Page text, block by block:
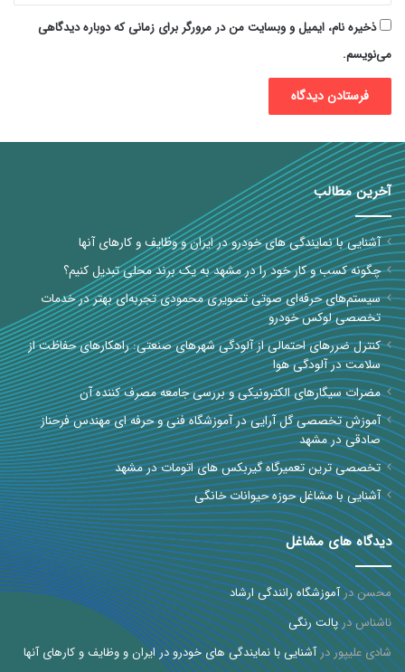
ذخیره نام، ایمیل و وبسایت من در مرورگر برای زمانی که دوباره دیدگاهی
می‌نویسم.
آخرین مطالب
آشنایی با نمایندگی های خودرو در ایران و وظایف و کارهای آنها
چگونه کسب و کار خود را در مشهد به یک برند محلی تبدیل کنیم؟
سیستم‌های حرفه‌ای صوتی تصویری محمودی تجربه‌ای بهتر در خدمات
تخصصی لوکس خودرو
کنترل ضررهای احتمالی از آلودگی شهرهای صنعتی: راهکارهای حفاظت از
سلامت در آلودگی هوا
مضرات سیگارهای الکترونیکی و بررسی جامعه مصرف کننده آن
آموزش تخصصی گل آرایی در آموزشگاه فنی و حرفه ای مهندس فرحناز
صادقی در مشهد
تخصصی ترین تعمیرگاه گیربکس های اتومات در مشهد
آشنایی با مشاغل حوزه حیوانات خانگی
دیدگاه های مشاغل
محسندرآموزشگاه رانندگی ارشاد
ناشناسدرپالت رنگی
شادی علیپوردرآشنایی با نمایندگی های خودرو در ایران و وظایف و کارهای آنها